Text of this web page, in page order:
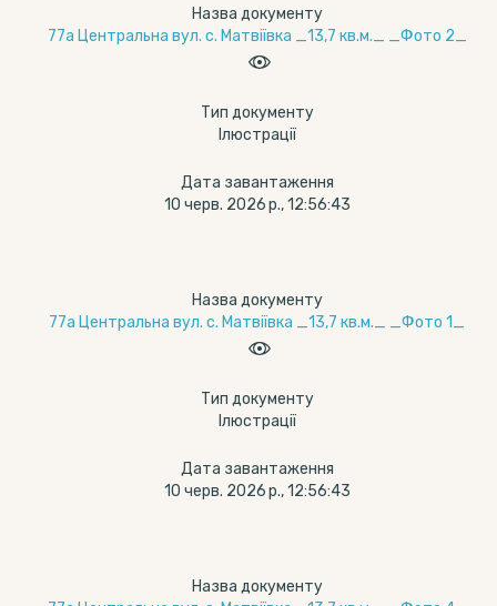
Назва документу
77а Центральна вул. с. Матвіївка _13,7 кв.м._ _Фото 2_
Тип документу
Ілюстрації
Дата завантаження
10 черв. 2026 р., 12:56:43
Назва документу
77а Центральна вул. с. Матвіївка _13,7 кв.м._ _Фото 1_
Тип документу
Ілюстрації
Дата завантаження
10 черв. 2026 р., 12:56:43
Назва документу